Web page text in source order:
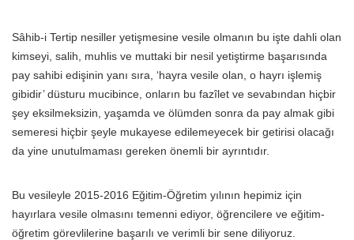
Sâhib-i Tertip nesiller yetişmesine vesile olmanın bu işte dahli olan
kimseyi, salih, muhlis ve muttaki bir nesil yetiştirme başarısında
pay sahibi edişinin yanı sıra, ‘hayra vesile olan, o hayrı işlemiş
gibidir’ düsturu mucibince, onların bu fazîlet ve sevabından hiçbir
şey eksilmeksizin, yaşamda ve ölümden sonra da pay almak gibi
semeresi hiçbir şeyle mukayese edilemeyecek bir getirisi olacağı
da yine unutulmaması gereken önemli bir ayrıntıdır.
Bu vesileyle 2015-2016 Eğitim-Öğretim yılının hepimiz için
hayırlara vesile olmasını temenni ediyor, öğrencilere ve eğitim-
öğretim görevlilerine başarılı ve verimli bir sene diliyoruz.